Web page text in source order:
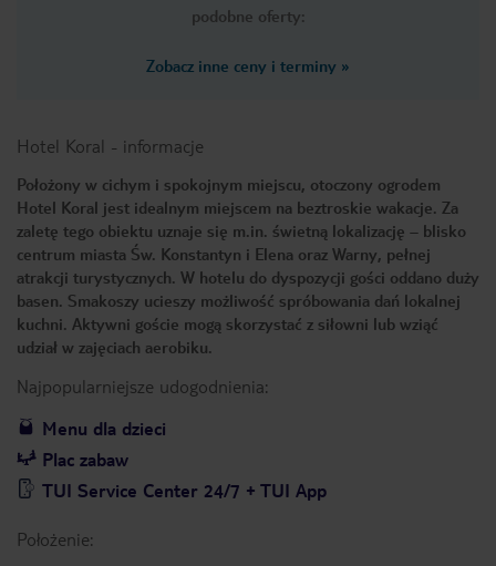
podobne oferty:
Zobacz inne ceny i terminy »
Hotel Koral - informacje
Położony w cichym i spokojnym miejscu, otoczony ogrodem
Hotel Koral jest idealnym miejscem na beztroskie wakacje. Za
zaletę tego obiektu uznaje się m.in. świetną lokalizację – blisko
centrum miasta Św. Konstantyn i Elena oraz Warny, pełnej
atrakcji turystycznych. W hotelu do dyspozycji gości oddano duży
basen. Smakoszy ucieszy możliwość spróbowania dań lokalnej
kuchni. Aktywni goście mogą skorzystać z siłowni lub wziąć
udział w zajęciach aerobiku.
Najpopularniejsze udogodnienia:
Menu dla dzieci
Plac zabaw
TUI Service Center 24/7 + TUI App
Położenie: